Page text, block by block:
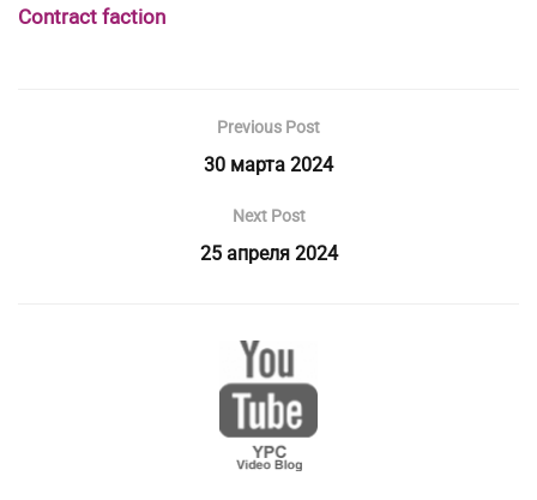
Contract faction
Previous Post
30 марта 2024
Next Post
25 апреля 2024